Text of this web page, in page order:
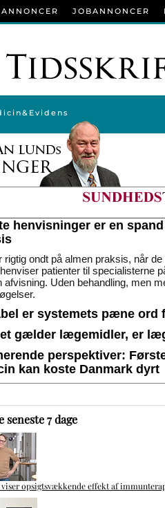
ANNONCER JOBANNONCER
henvisninger er en
rigtig ondt på almen praksis, når
patienter til specialisterne
afvisning. Uden behandling, men
er systemets pæne ord
gælder lægemidler, er
perspektiver:
kan koste Danmark dyrt
7 dage
opsigtsvækkende effekt af